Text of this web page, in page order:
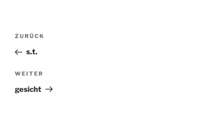
Beitragsnavigation
Vorheriger
Beitrag
ZURÜCK
s.t.
Nächster
Beitrag
WEITER
gesicht